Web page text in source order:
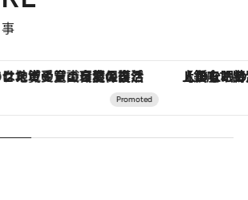
フケアのアップデートから、特別な名入れギフトまで。大人のための「ReFa GINZA」クルーズ